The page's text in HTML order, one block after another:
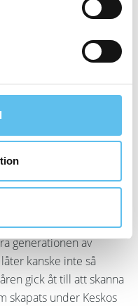
av Kesko genomförs
projekt är
håller
att information
och
samarbete 2007
generationen av
kanske inte så
gick åt till att skanna
skapats under Keskos